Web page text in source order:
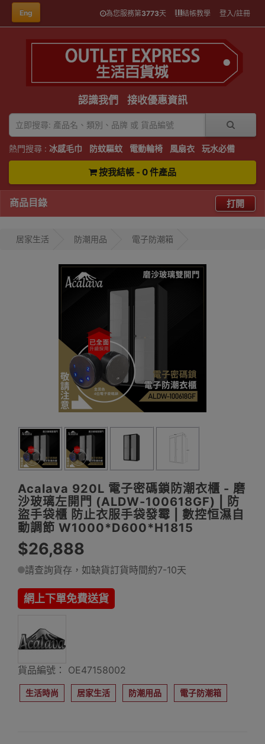
Eng 為您服務第3773天 結帳教學 登入/註冊
認識我們 接收優惠資訊
熱門搜尋 : 冰感毛巾 防蚊驅蚊 電動輪椅 風扇衣 玩水必備
按我結帳 - 0 件產品
商品目錄 打開
居家生活 防潮用品 電子防潮箱
Acalava 920L 電子密碼鎖防潮衣櫃 - 磨
沙玻璃左開門 (ALDW-100618GF) | 防
盜手袋櫃 防止衣服手袋發霉 | 數控恒濕自
動調節 W1000*D600*H1815
$26,888
請查詢貨存，如缺貨訂貨時間約7-10天
網上下單免費送貨
貨品編號： OE47158002
生活時尚 居家生活 防潮用品 電子防潮箱